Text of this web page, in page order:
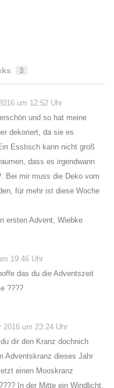
3
um 12:52 Uhr
und so hat meine
dekoriert, da sie es
Esstisch kann nicht groß
dass es irgendwann
Bei mir muss die Deko vom
für mehr ist diese Woche
ersten Advent, Wiebke
19:46 Uhr
das du die Adventszeit
????
2016 um 23:24 Uhr
dir den Kranz dochnich
Adventskranz dieses Jahr
einen Mooskranz
In der Mitte ein Windlicht.